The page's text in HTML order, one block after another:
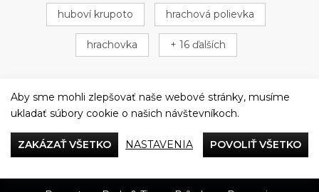
huboví krupoto hrachová polievka
hrachovka + 16 ďalších
Večeriame společne
Aby sme mohli zlepšovať naše webové stránky, musíme
ukladať súbory cookie o našich návštevníkoch.
ZAKÁZAŤ VŠETKO NASTAVENIA POVOLIŤ VŠETKO